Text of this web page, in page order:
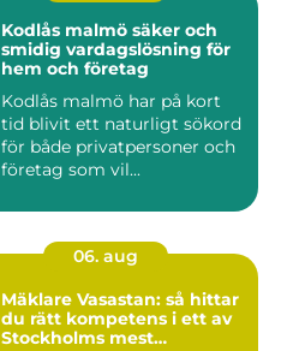
Kodlås malmö säker och
smidig vardagslösning för
hem och företag
Kodlås malmö har på kort
tid blivit ett naturligt sökord
för både privatpersoner och
företag som vil...
06. aug
Mäklare Vasastan: så hittar
du rätt kompetens i ett av
Stockholms mest